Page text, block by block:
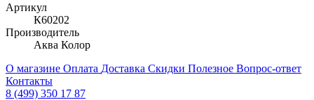
Артикул
К60202
Производитель
Аква Колор
О магазине Оплата Доставка Скидки Полезное Вопрос-ответ
Контакты
8 (499) 350 17 87